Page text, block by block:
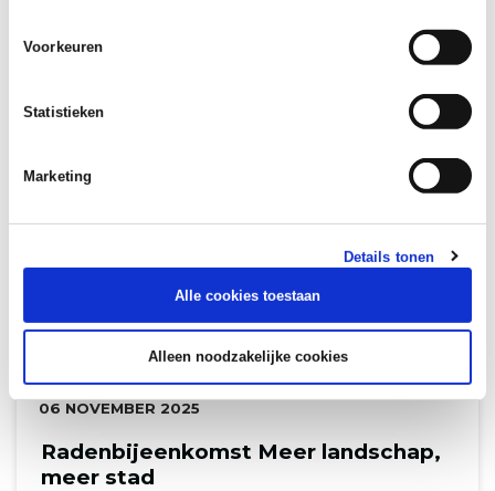
Voorkeuren
Statistieken
Marketing
Details tonen
Alle cookies toestaan
Alleen noodzakelijke cookies
DATUM:
06 NOVEMBER 2025
Radenbijeenkomst Meer landschap,
meer stad